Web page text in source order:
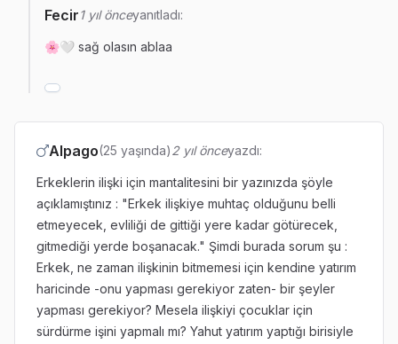
Fecir1 yıl önceyanıtladı:
🌸🤍 sağ olasın ablaa
Alpago(25 yaşında)2 yıl önceyazdı:
Erkeklerin ilişki için mantalitesini bir yazınızda şöyle
açıklamıştınız : "Erkek ilişkiye muhtaç olduğunu belli
etmeyecek, evliliği de gittiği yere kadar götürecek,
gitmediği yerde boşanacak." Şimdi burada sorum şu :
Erkek, ne zaman ilişkinin bitmemesi için kendine yatırım
haricinde -onu yapması gerekiyor zaten- bir şeyler
yapması gerekiyor? Mesela ilişkiyi çocuklar için
sürdürme işini yapmalı mı? Yahut yatırım yaptığı birisiyle